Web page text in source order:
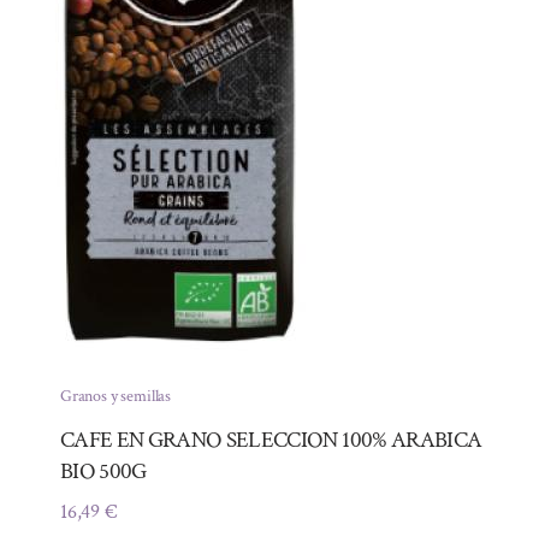
Granos y semillas
CAFE EN GRANO SELECCION 100% ARABICA
BIO 500G
16,49€